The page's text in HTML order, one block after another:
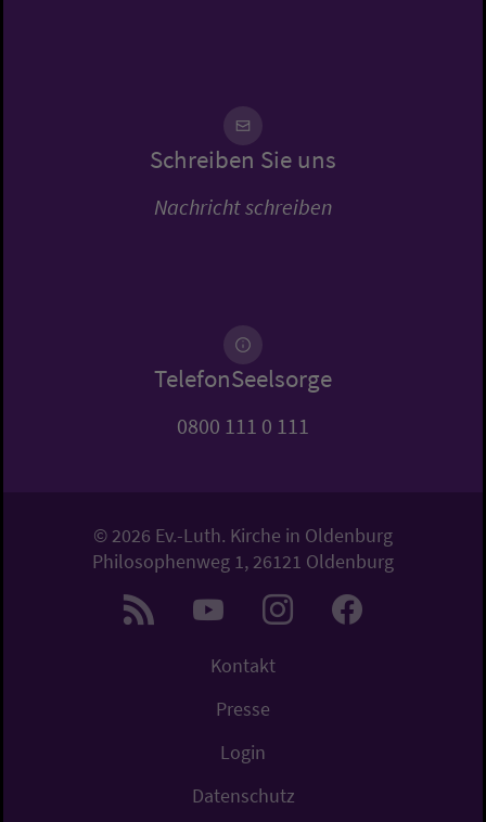
Schreiben Sie uns
Nachricht schreiben
TelefonSeelsorge
0800 111 0 111
© 2026 Ev.-Luth. Kirche in Oldenburg
Philosophenweg 1, 26121 Oldenburg
Kontakt
Presse
Login
Datenschutz